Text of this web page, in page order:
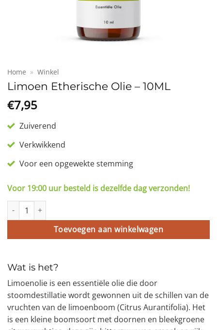
Home » Winkel
Limoen Etherische Olie – 10ML
€7,95
Zuiverend
Verkwikkend
Voor een opgewekte stemming
Voor 19:00 uur besteld is dezelfde dag verzonden!
Limoen Etherische Olie - 10ML aantal
Toevoegen aan winkelwagen
Wat is het?
Limoenolie is een essentiële olie die door
stoomdestillatie wordt gewonnen uit de schillen van de
vruchten van de limoenboom (Citrus Aurantifolia). Het
is een kleine boomsoort met doornen en bleekgroene